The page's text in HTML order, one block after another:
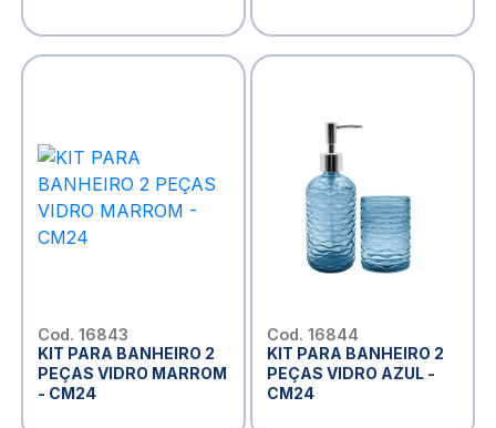
Cod. 16843
KIT PARA BANHEIRO 2
PEÇAS VIDRO MARROM
- CM24
Cod. 16844
KIT PARA BANHEIRO 2
PEÇAS VIDRO AZUL -
CM24